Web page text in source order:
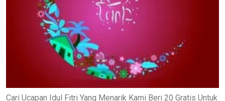
Cari Ucapan Idul Fitri Yang Menarik Kami Beri 20 Gratis Untuk